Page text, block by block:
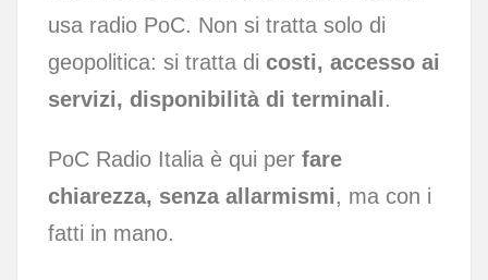
usa radio PoC. Non si tratta solo di
geopolitica: si tratta di costi, accesso ai
servizi, disponibilità di terminali.
PoC Radio Italia è qui per fare
chiarezza, senza allarmismi, ma con i
fatti in mano.